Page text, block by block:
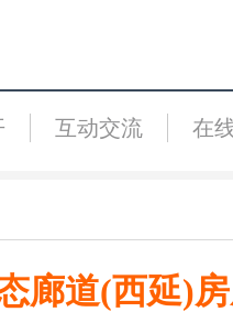
互动交流 在
廊道(西延)